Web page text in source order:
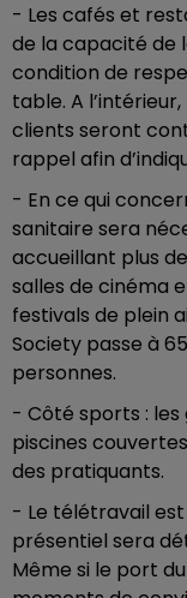
- Les cafés et
de la capacité de
condition de
table. A
clients seront
rappel afin
- En ce qui
sanitaire sera
accueillant plus
salles de cinéma
festivals de plein
Society passe à
personnes.
- Côté sports : les
piscines
des pratiquants.
- Le télétravail
présentiel sera
Même si le port